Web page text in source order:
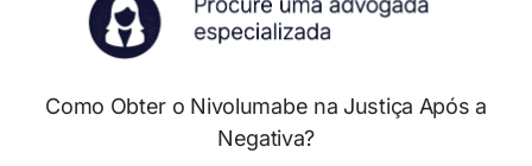
Como Obter o Nivolumabe na Justiça Após a
Negativa?